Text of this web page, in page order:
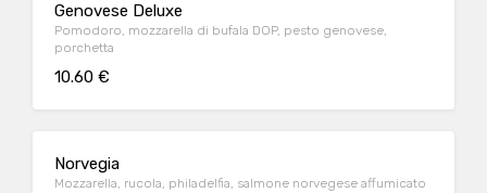
Genovese Deluxe
Pomodoro, mozzarella di bufala DOP, pesto genovese,
porchetta
10.60 €
Norvegia
Mozzarella, rucola, philadelfia, salmone norvegese affumicato